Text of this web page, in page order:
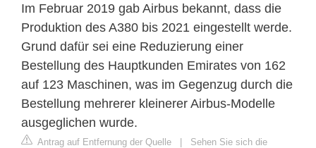
Im Februar 2019 gab Airbus bekannt, dass die
Produktion des A380 bis 2021 eingestellt werde.
Grund dafür sei eine Reduzierung einer
Bestellung des Hauptkunden Emirates von 162
auf 123 Maschinen, was im Gegenzug durch die
Bestellung mehrerer kleinerer Airbus-Modelle
ausgeglichen wurde.
Antrag auf Entfernung der Quelle | Sehen Sie sich die